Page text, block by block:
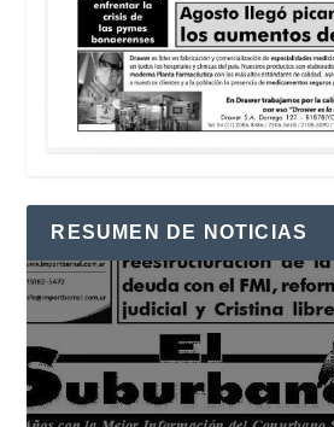
RESUMEN DE NOTICIAS
Reproductor
de
vídeo